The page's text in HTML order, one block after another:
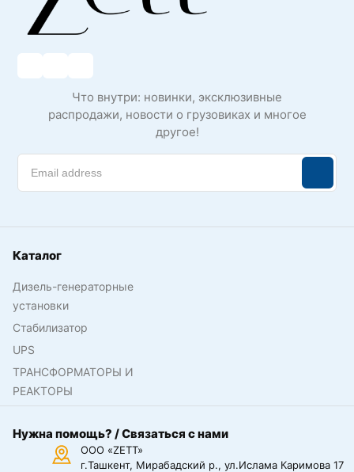
Что внутри: новинки, эксклюзивные
распродажи, новости о грузовиках и многое
другое!
Каталог
Дизель-генераторные
установки
Стабилизатор
UPS
ТРАНСФОРМАТОРЫ И
РЕАКТОРЫ
Нужна помощь? / Связаться с нами
ООО «ZETT»
г.Ташкент, Мирабадский р., ул.Ислама Каримова 17